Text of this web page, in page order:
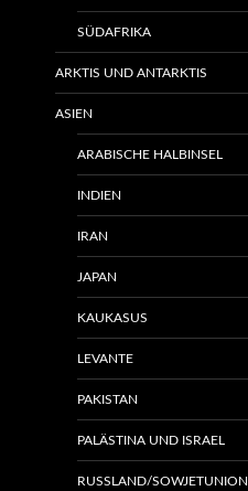
SÜDAFRIKA
ARKTIS UND ANTARKTIS
ASIEN
ARABISCHE HALBINSEL
INDIEN
IRAN
JAPAN
KAUKASUS
LEVANTE
PAKISTAN
PALÄSTINA UND ISRAEL
RUSSLAND/SOWJETUNION